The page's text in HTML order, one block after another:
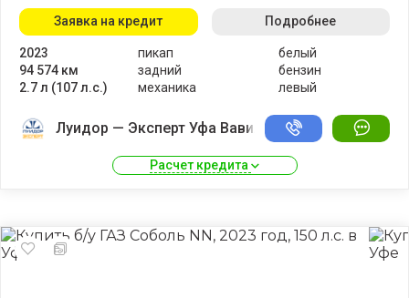
2023
94 574 км
2.7 л (107 л.с.)
пикап
задний
механика
белый
бензин
левый
Заявка на кредит Подробнее
Луидор — Эксперт Уфа Вавилово
Расчет кредита